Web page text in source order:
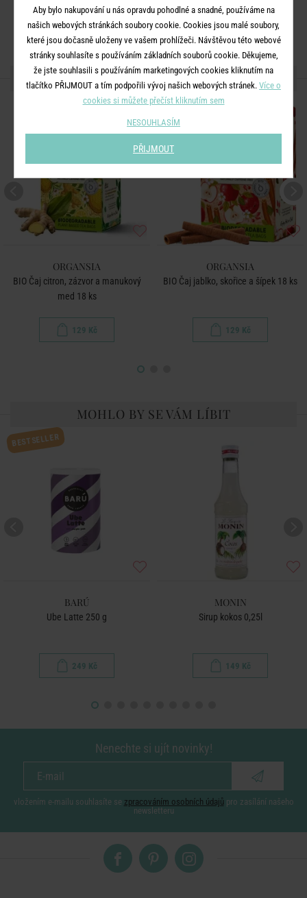
DALŠÍ PRODUKTY ZE SÉRIE
ORGANSIA
BIO Čaj citron, zázvor a manukový
med 18 ks
129 Kč
ORGANSIA
BIO Čaj jablko, skořice a šípek 18 ks
129 Kč
MOHLO BY SE VÁM LÍBIT
BESTSELLER
BARÚ
Ube Latte 250 g
249 Kč
MONIN
Sirup kokos 0,25l
149 Kč
Nenechte si ujít novinky!
vložením e-mailu souhlasíte se zpracováním osobních údajů pro zasílání našeho
newsletteru
Aby bylo nakupování u nás opravdu pohodlné a snadné, používáme na
našich webových stránkách soubory cookie. Cookies jsou malé soubory,
které jsou dočasně uloženy ve vašem prohlížeči. Návštěvou této webové
stránky souhlasíte s používáním základních souborů cookie. Děkujeme,
že jste souhlasili s používáním marketingových cookies kliknutím na
tlačítko PŘIJMOUT a tím podpořili vývoj našich webových stránek. Více o
cookies si můžete přečíst kliknutím sem
NESOUHLASÍM
PŘIJMOUT